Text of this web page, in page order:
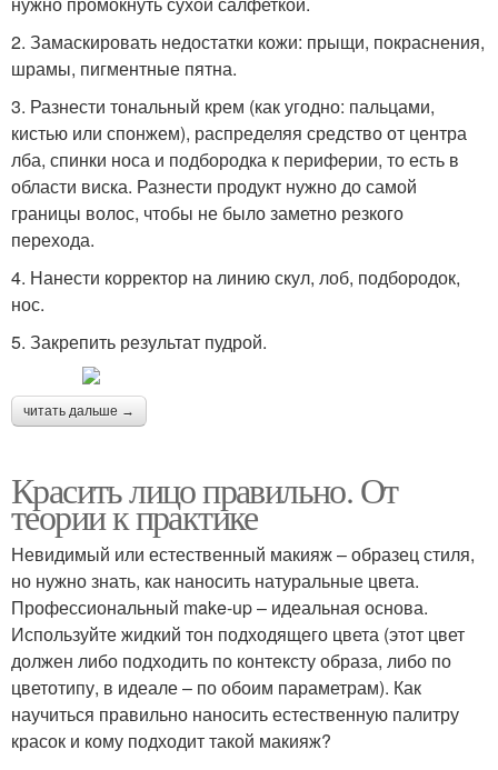
2. Замаскировать недостатки кожи: прыщи, покраснения,
шрамы, пигментные пятна.
3. Разнести тональный крем (как угодно: пальцами,
кистью или спонжем), распределяя средство от центра
лба, спинки носа и подбородка к периферии, то есть в
области виска. Разнести продукт нужно до самой
границы волос, чтобы не было заметно резкого
перехода.
4. Нанести корректор на линию скул, лоб, подбородок,
нос.
5. Закрепить результат пудрой.
читать дальше →
Красить лицо правильно. От
теории к практике
Невидимый или естественный макияж – образец стиля,
но нужно знать, как наносить натуральные цвета.
Профессиональный make-up – идеальная основа.
Используйте жидкий тон подходящего цвета (этот цвет
должен либо подходить по контексту образа, либо по
цветотипу, в идеале – по обоим параметрам). Как
научиться правильно наносить естественную палитру
красок и кому подходит такой макияж?